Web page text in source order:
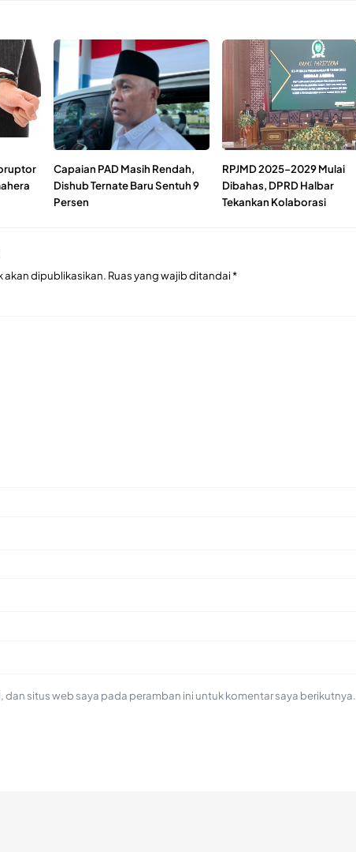
Capaian PAD Masih Rendah,
Dishub Ternate Baru Sentuh 9
Persen
RPJMD 2025–2029 Mulai
Dibahas, DPRD Halbar
Tekankan Kolaborasi
akan dipublikasikan. Ruas yang wajib ditandai*
dan situs web saya pada peramban ini untuk komentar saya berikutnya.